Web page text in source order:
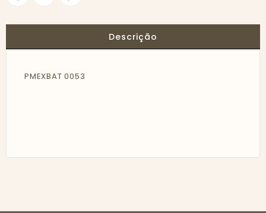
Descrição
PMEXBAT 0053